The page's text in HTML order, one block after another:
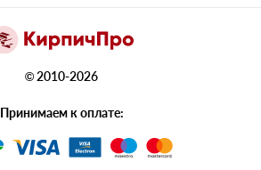
© 2010-2026
Принимаем к оплате: